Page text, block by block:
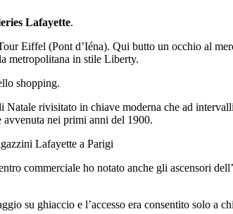
Lafayette.
Eiffel (Pont d’Iéna). Qui butto un occhio al
metropolitana in stile Liberty.
shopping.
rivisitato in chiave moderna che ad
avvenuta nei primi anni del 1900.
commerciale ho notato anche gli ascensori
su ghiaccio e l’accesso era consentito solo a